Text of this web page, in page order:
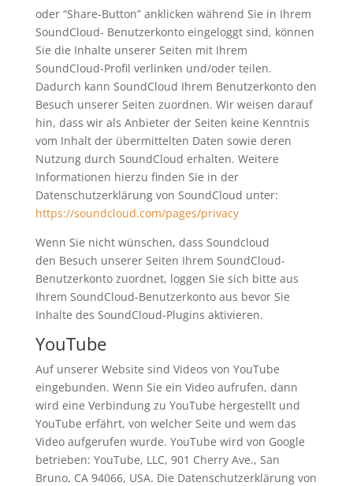
oder “Share-Button” anklicken während Sie in Ihrem
SoundCloud- Benutzerkonto eingeloggt sind, können
Sie die Inhalte unserer Seiten mit Ihrem
SoundCloud-Profil verlinken und/oder teilen.
Dadurch kann SoundCloud Ihrem Benutzerkonto den
Besuch unserer Seiten zuordnen. Wir weisen darauf
hin, dass wir als Anbieter der Seiten keine Kenntnis
vom Inhalt der übermittelten Daten sowie deren
Nutzung durch SoundCloud erhalten. Weitere
Informationen hierzu finden Sie in der
Datenschutzerklärung von SoundCloud unter:
https://soundcloud.com/pages/privacy
Wenn Sie nicht wünschen, dass Soundcloud
den Besuch unserer Seiten Ihrem SoundCloud-
Benutzerkonto zuordnet, loggen Sie sich bitte aus
Ihrem SoundCloud-Benutzerkonto aus bevor Sie
Inhalte des SoundCloud-Plugins aktivieren.
YouTube
Auf unserer Website sind Videos von YouTube
eingebunden. Wenn Sie ein Video aufrufen, dann
wird eine Verbindung zu YouTube hergestellt und
YouTube erfährt, von welcher Seite und wem das
Video aufgerufen wurde. YouTube wird von Google
betrieben: YouTube, LLC, 901 Cherry Ave., San
Bruno, CA 94066, USA. Die Datenschutzerklärung von